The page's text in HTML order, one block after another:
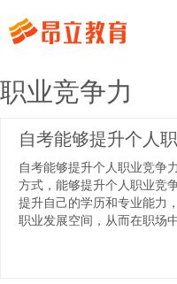
职业竞争力
自考能够提升个人
自考能够提升个人职业竞争
方式，能够提升个人职业竞
提升自己的学历和专业能力
职业发展空间，从而在职场